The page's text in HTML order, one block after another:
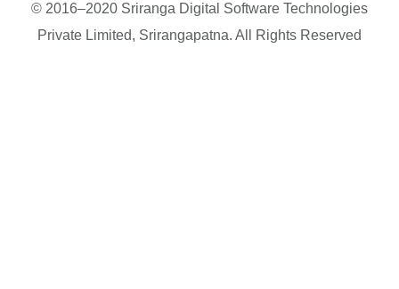
© 2016–2020 Sriranga Digital Software Technologies
Private Limited, Srirangapatna. All Rights Reserved